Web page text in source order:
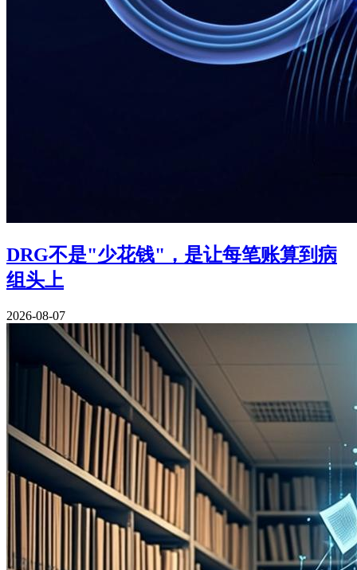
DRG不是"少花钱"，是让每笔账算到病
组头上
2026-08-07